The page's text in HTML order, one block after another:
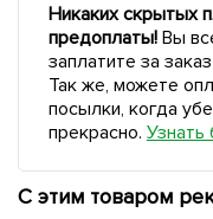
Никаких скрытых
предоплаты!Вы
заплатите за
Так же, можете
посылки, когда
прекрасно. Узнать
С этим товаром